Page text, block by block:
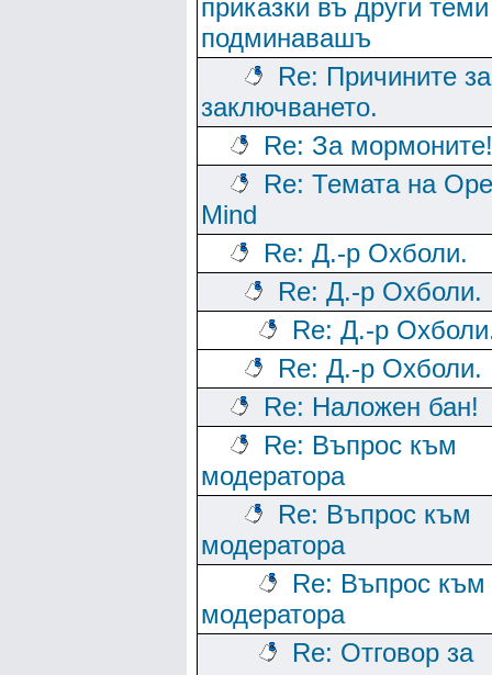
приказки въ други теми
подминавашъ
Re: Причините за
заключването.
Re: За мормоните!
Re: Темата на
Mind
Re: Д.-р Охболи.
Re: Д.-р Охболи.
Re: Д.-р
Re: Д.-р Охболи.
Re: Наложен бан!
Re: Въпрос към
модератора
Re: Въпрос към
модератора
Re: Въпрос към
модератора
Re: Отговор за